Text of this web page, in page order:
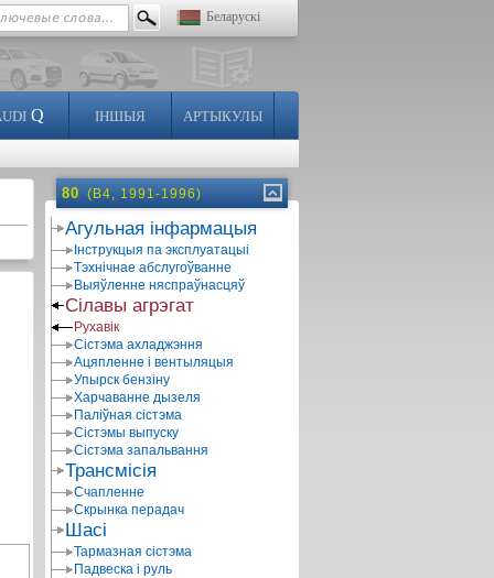
Беларускі
Q ІНШЫЯ АРТЫКУЛЫ
80 (B4, 1991-1996)
Агульная інфармацыя
Інструкцыя па эксплуатацыі
Тэхнічнае абслугоўванне
Выяўленне няспраўнасцяў
Сілавы агрэгат
Рухавік
Сістэма ахладжэння
Ацяпленне і вентыляцыя
Упырск бензіну
Харчаванне дызеля
Паліўная сістэма
Сістэмы выпуску
Сістэма запальвання
Трансмісія
Счапленне
Скрынка перадач
Шасі
Тармазная сістэма
Падвеска і руль